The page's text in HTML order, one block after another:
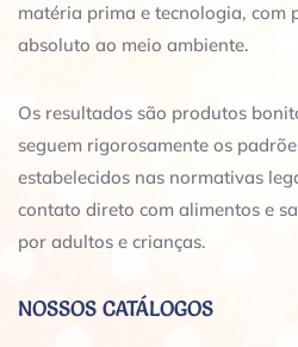
matéria prima e tecnologia, com
absoluto ao meio ambiente.
Os resultados são produtos
seguem rigorosamente os
estabelecidos nas normativas
contato direto com alimentos e
por adultos e crianças.
NOSSOS CATÁLOGOS